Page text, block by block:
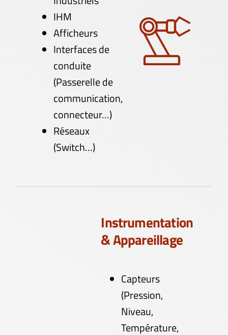
IHM
Afficheurs
Interfaces de
conduite
(Passerelle de
communication,
connecteur…)
Réseaux
(Switch…)
Instrumentation
& Appareillage
Capteurs
(Pression,
Niveau,
Température,